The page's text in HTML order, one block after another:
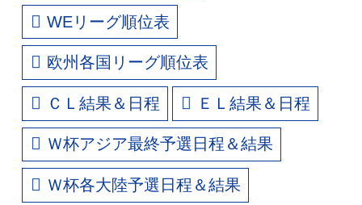
WEリーグ順位表
欧州各国リーグ順位表
ＣＬ結果＆日程 ＥＬ結果＆日程
Ｗ杯アジア最終予選日程＆結果
Ｗ杯各大陸予選日程＆結果